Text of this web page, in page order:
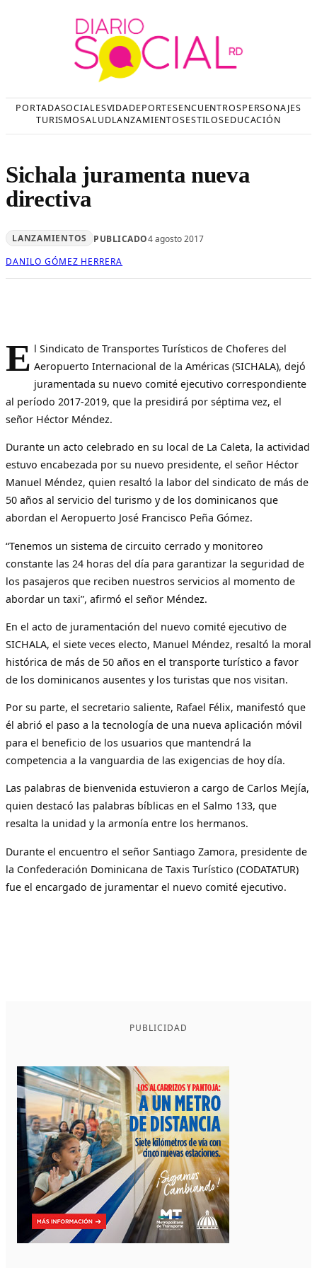
PORTADASOCIALESVIDADEPORTESENCUENTROSPERSONAJES
TURISMOSALUDLANZAMIENTOSESTILOSEDUCACIÓN
Sichala juramenta nueva
directiva
LANZAMIENTOS PUBLICADO4 agosto 2017
DANILO GÓMEZ HERRERA
E l Sindicato de Transportes Turísticos de Choferes del
Aeropuerto Internacional de la Américas (SICHALA), dejó
juramentada su nuevo comité ejecutivo correspondiente
al período 2017-2019, que la presidirá por séptima vez, el
señor Héctor Méndez.
Durante un acto celebrado en su local de La Caleta, la actividad
estuvo encabezada por su nuevo presidente, el señor Héctor
Manuel Méndez, quien resaltó la labor del sindicato de más de
50 años al servicio del turismo y de los dominicanos que
abordan el Aeropuerto José Francisco Peña Gómez.
“Tenemos un sistema de circuito cerrado y monitoreo
constante las 24 horas del día para garantizar la seguridad de
los pasajeros que reciben nuestros servicios al momento de
abordar un taxi”, afirmó el señor Méndez.
En el acto de juramentación del nuevo comité ejecutivo de
SICHALA, el siete veces electo, Manuel Méndez, resaltó la moral
histórica de más de 50 años en el transporte turístico a favor
de los dominicanos ausentes y los turistas que nos visitan.
Por su parte, el secretario saliente, Rafael Félix, manifestó que
él abrió el paso a la tecnología de una nueva aplicación móvil
para el beneficio de los usuarios que mantendrá la
competencia a la vanguardia de las exigencias de hoy día.
Las palabras de bienvenida estuvieron a cargo de Carlos Mejía,
quien destacó las palabras bíblicas en el Salmo 133, que
resalta la unidad y la armonía entre los hermanos.
Durante el encuentro el señor Santiago Zamora, presidente de
la Confederación Dominicana de Taxis Turístico (CODATATUR)
fue el encargado de juramentar el nuevo comité ejecutivo.
PUBLICIDAD